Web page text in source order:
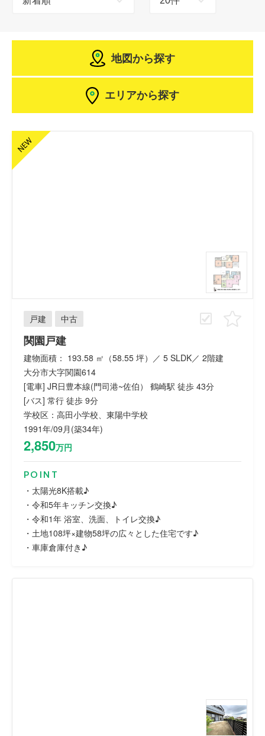
地図から探す
エリアから探す
戸建 中古
関園戸建
建物面積： 193.58 ㎡（58.55 坪）／ 5 SLDK／ 2階建
大分市大字関園614
[電車] JR日豊本線(門司港~佐伯） 鶴崎駅 徒歩 43分
[バス] 常行 徒歩 9分
学校区：高田小学校、東陽中学校
1991年/09月(築34年)
2,850万円
POINT
・太陽光8K搭載♪
・令和5年キッチン交換♪
・令和1年 浴室、洗面、トイレ交換♪
・土地108坪×建物58坪の広々とした住宅です♪
・車庫倉庫付き♪